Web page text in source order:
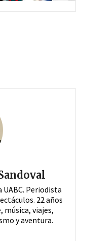
Periodista
22 años
música, viajes,
y aventura.